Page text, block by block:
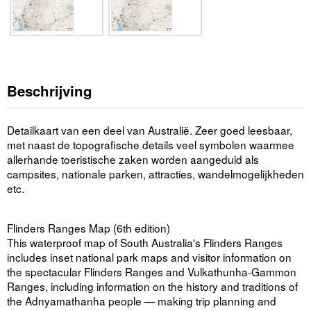
Beschrijving
Detailkaart van een deel van Australië. Zeer goed leesbaar,
met naast de topografische details veel symbolen waarmee
allerhande toeristische zaken worden aangeduid als
campsites, nationale parken, attracties, wandelmogelijkheden
etc.
Flinders Ranges Map (6th edition)
This waterproof map of South Australia's Flinders Ranges
includes inset national park maps and visitor information on
the spectacular Flinders Ranges and Vulkathunha-Gammon
Ranges, including information on the history and traditions of
the Adnyamathanha people — making trip planning and